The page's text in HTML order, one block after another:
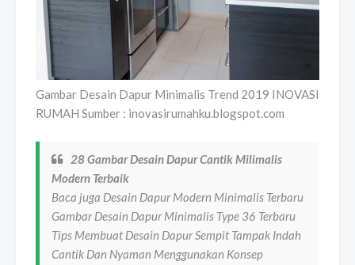
Gambar Desain Dapur Minimalis Trend 2019 INOVASI
RUMAH Sumber : inovasirumahku.blogspot.com
28 Gambar Desain Dapur Cantik Milimalis
Modern Terbaik
Baca juga Desain Dapur Modern Minimalis Terbaru
Gambar Desain Dapur Minimalis Type 36 Terbaru
Tips Membuat Desain Dapur Sempit Tampak Indah
Cantik Dan Nyaman Menggunakan Konsep